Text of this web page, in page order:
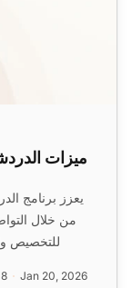
ميزات
من خلال
للتخصيص
Jan 20, 2026 8 دقائق للقراءة